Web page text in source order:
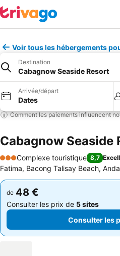
Voir tous les hébergements
Destination
Cabagnow Seaside Resort
Arrivée/départ
Dates
Comment les paiements influencent
Cabagnow Seaside
3 Étoiles
Complexe touristique 8,7
Fatima, Bacong Talisay Beach,
de 48 €
Consulter les prix de 5 sites
Consulter
de 48 €
Consulter les prix de 5 sites
Consulter les